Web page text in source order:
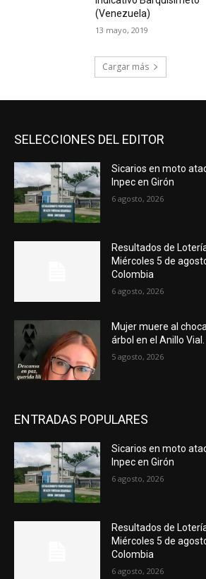
(Venezuela)
13 mayo, 2019
Cargar más
SELECCIONES DEL EDITOR
Sicarios en moto
Inpec en Girón
6 agosto, 2026
Resultados de
Miércoles 5 de
Colombia
6 agosto, 2026
Mujer muere al
árbol en el Anillo Vial.
5 agosto, 2026
ENTRADAS POPULARES
Sicarios en moto
Inpec en Girón
6 agosto, 2026
Resultados de
Miércoles 5 de
Colombia
6 agosto, 2026